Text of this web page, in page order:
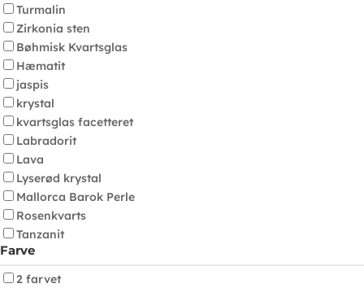
Turmalin
Zirkonia sten
Bøhmisk Kvartsglas
Hæmatit
jaspis
krystal
kvartsglas facetteret
Labradorit
Lava
Lyserød krystal
Mallorca Barok Perle
Rosenkvarts
Tanzanit
Farve
2 farvet